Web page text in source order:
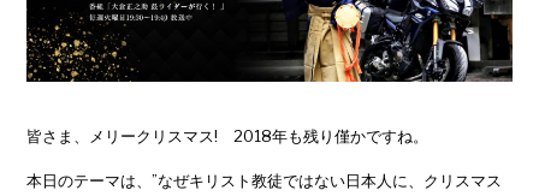
皆さま、メリークリスマス! 2018年も残り僅かですね。
本日のテーマは、”なぜキリスト教徒ではない日本人に、クリスマス